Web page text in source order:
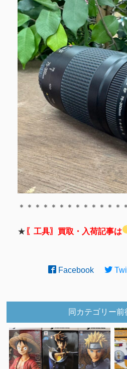
＊＊＊＊＊＊＊＊＊＊＊＊＊
★ 〖工具〗買取・入荷記事は
Facebook
同カテゴリー前